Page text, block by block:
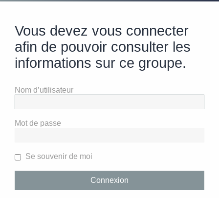
Vous devez vous connecter
afin de pouvoir consulter les
informations sur ce groupe.
Nom d’utilisateur
Mot de passe
Se souvenir de moi